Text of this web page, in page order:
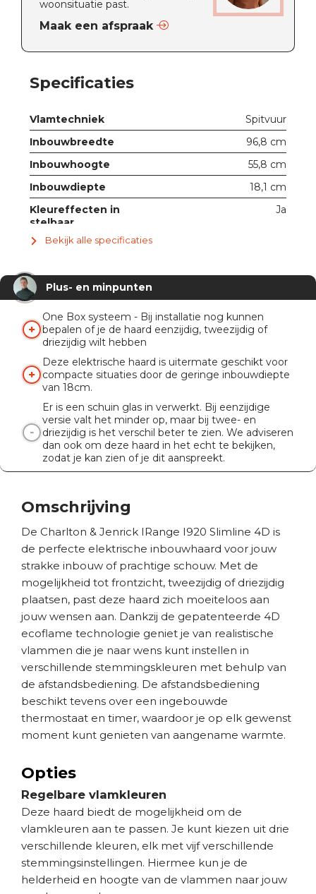
woonsituatie past.
Maak een afspraak
Plus- en minpunten
One Box systeem - Bij installatie nog kunnen
bepalen of je de haard eenzijdig, tweezijdig of
driezijdig wilt hebben
Deze elektrische haard is uitermate geschikt voor
compacte situaties door de geringe inbouwdiepte
van 18cm.
Er is een schuin glas in verwerkt. Bij eenzijdige
versie valt het minder op, maar bij twee- en
driezijdig is het verschil beter te zien. We adviseren
dan ook om deze haard in het echt te bekijken,
zodat je kan zien of je dit aanspreekt.
Omschrijving
De Charlton & Jenrick IRange I920 Slimline 4D is
de perfecte elektrische inbouwhaard voor jouw
strakke inbouw of prachtige schouw. Met de
mogelijkheid tot frontzicht, tweezijdig of driezijdig
plaatsen, past deze haard zich moeiteloos aan
jouw wensen aan. Dankzij de gepatenteerde 4D
ecoflame technologie geniet je van realistische
vlammen die je naar wens kunt instellen in
verschillende stemmingskleuren met behulp van
de afstandsbediening. De afstandsbediening
beschikt tevens over een ingebouwde
thermostaat en timer, waardoor je op elk gewenst
moment kunt genieten van aangename warmte.
Opties
Regelbare vlamkleuren
Deze haard biedt de mogelijkheid om de
vlamkleuren aan te passen. Je kunt kiezen uit drie
verschillende kleuren, elk met vijf verschillende
stemmingsinstellingen. Hiermee kun je de
helderheid en hoogte van de vlammen naar jouw
Specificaties
Vlamtechniek
Spitvuur
Inbouwbreedte
96,8 cm
Inbouwhoogte
55,8 cm
Inbouwdiepte
18,1 cm
Kleureffecten in
stelbaar
Ja
Met ruit
Knispermodule
Afstandsbediening
App
Bekijk alle specificaties